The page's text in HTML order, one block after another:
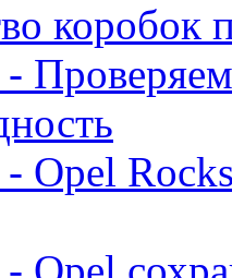
коробок
Opel